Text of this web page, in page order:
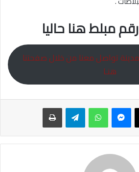
مبلط هنا حاليا
تواصل معنا من خلال صفحتنا
هنـا
ماسنجر واتساب تيلقرام طباعة